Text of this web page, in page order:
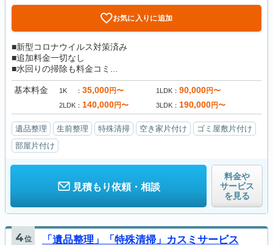
お気に入りに追加
■新型コロナウイルス対策済み
■追加料金一切なし
■水回りの掃除も料金コミ...
基本料金 1K 35,000円〜 1LDK 90,000円〜
2LDK 140,000円〜 3LDK 190,000円〜
遺品整理 生前整理 特殊清掃 空き家片付け
ゴミ屋敷片付け
部屋片付け
見積もり依頼・相談
料金や
サービス
を見る
4位 「遺品整理」「特殊清掃」カスミサービス